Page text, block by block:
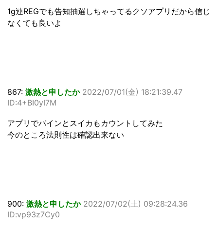
1g連REGでも告知抽選しちゃってるクソアプリだから信じ
なくても良いよ
867: 激熱と申したか 2022/07/01(金) 18:21:39.47
ID:4+BI0yI7M
アプリでパインとスイカもカウントしてみた
今のところ法則性は確認出来ない
900: 激熱と申したか 2022/07/02(土) 09:28:24.36
ID:vp93z7Cy0